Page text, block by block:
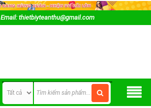
Email: thietbiyteanthu@gmail.com